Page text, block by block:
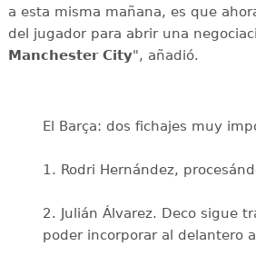
a esta misma mañana, es que
del jugador para abrir una
Manchester City", añadió.
El Barça: dos fichajes muy
1. Rodri Hernández,
2. Julián Álvarez. Deco sigue
poder incorporar al delantero